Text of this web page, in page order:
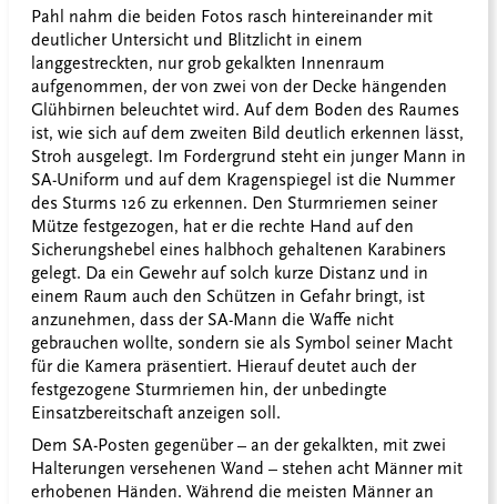
Pahl nahm die beiden Fotos rasch hintereinander mit
deutlicher Untersicht und Blitzlicht in einem
langgestreckten, nur grob gekalkten Innenraum
aufgenommen, der von zwei von der Decke hängenden
Glühbirnen beleuchtet wird. Auf dem Boden des Raumes
ist, wie sich auf dem zweiten Bild deutlich erkennen lässt,
Stroh ausgelegt. Im Fordergrund steht ein junger Mann in
SA-Uniform und auf dem Kragenspiegel ist die Nummer
des Sturms 126 zu erkennen. Den Sturmriemen seiner
Mütze festgezogen, hat er die rechte Hand auf den
Sicherungshebel eines halbhoch gehaltenen Karabiners
gelegt. Da ein Gewehr auf solch kurze Distanz und in
einem Raum auch den Schützen in Gefahr bringt, ist
anzunehmen, dass der SA-Mann die Waffe nicht
gebrauchen wollte, sondern sie als Symbol seiner Macht
für die Kamera präsentiert. Hierauf deutet auch der
festgezogene Sturmriemen hin, der unbedingte
Einsatzbereitschaft anzeigen soll.
Dem SA-Posten gegenüber – an der gekalkten, mit zwei
Halterungen versehenen Wand – stehen acht Männer mit
erhobenen Händen. Während die meisten Männer an